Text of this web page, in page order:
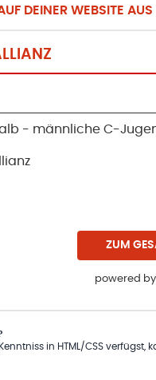
DEINER WEBSITE
- männliche C-
ZUM
powered by
in HTML/CSS verfügst,